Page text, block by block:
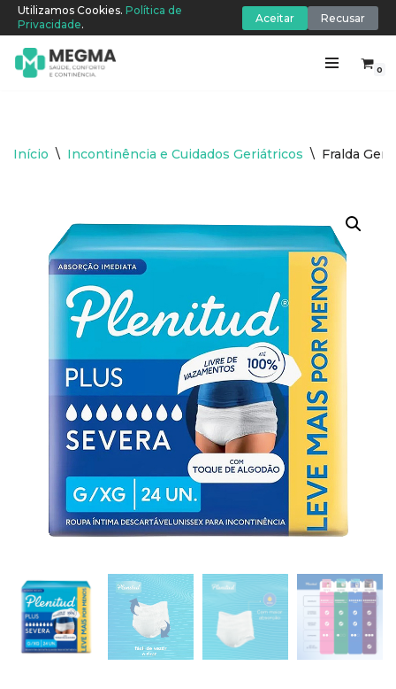
Pular
conteúdo
0
Início \ Incontinência e Cuidados Geriátricos \ Fralda
Utilizamos Cookies. Política de
Privacidade. Aceitar Recusar